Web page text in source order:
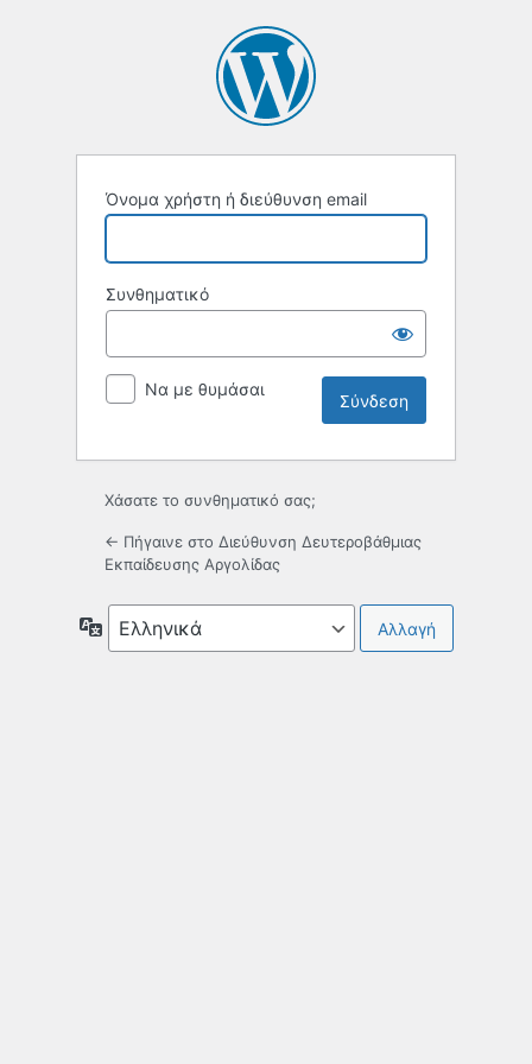
Όνομα χρήστη ή διεύθυνση email
Συνθηματικό
Να με θυμάσαι
Χάσατε το συνθηματικό σας;
← Πήγαινε στο Διεύθυνση Δευτεροβάθμιας
Εκπαίδευσης Αργολίδας
Γλώσσα